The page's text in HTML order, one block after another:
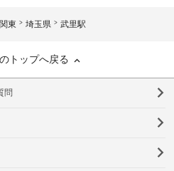
関東 埼玉県 武里駅
トップへ戻る